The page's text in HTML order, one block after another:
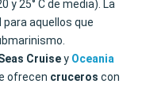
y 25° C de media). La
aquellos que
Cruisey Oceania
ofrecen cruceros con